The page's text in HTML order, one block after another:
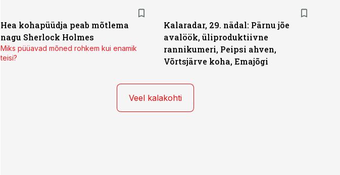
Hea kohapüüdja peab mõtlema
nagu Sherlock Holmes
Miks püüavad mõned rohkem kui enamik
teisi?
Kalaradar, 29. nädal: Pärnu jõe
avalöök, üliproduktiivne
rannikumeri, Peipsi ahven,
Võrtsjärve koha, Emajõgi
Veel kalakohti